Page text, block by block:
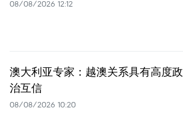
08/08/2026 12:12
澳大利亚专家：越澳关系具有高度政
治互信
08/08/2026 10:20